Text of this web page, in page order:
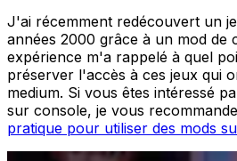
J'ai récemment redécouvert un
années 2000 grâce à un mod de
expérience m'a rappelé à quel
préserver l'accès à ces jeux qui
medium. Si vous êtes intéressé
sur console, je vous
pratique pour utiliser des mods